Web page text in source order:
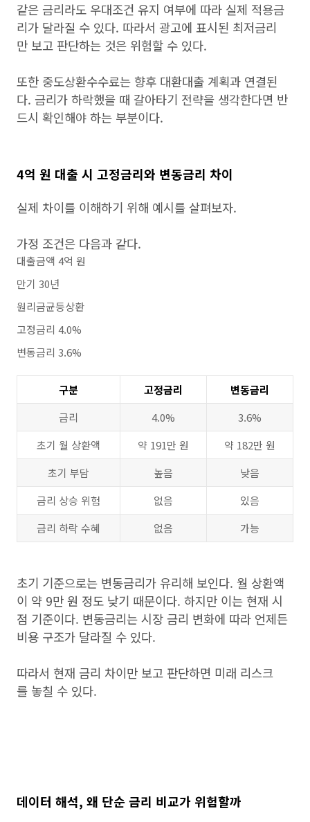
같은 금리라도 우대조건 유지 여부에 따라 실제 적용금
리가 달라질 수 있다. 따라서 광고에 표시된 최저금리
만 보고 판단하는 것은 위험할 수 있다.
또한 중도상환수수료는 향후 대환대출 계획과 연결된
다. 금리가 하락했을 때 갈아타기 전략을 생각한다면 반
드시 확인해야 하는 부분이다.
4억 원 대출 시 고정금리와 변동금리 차이
실제 차이를 이해하기 위해 예시를 살펴보자.
가정 조건은 다음과 같다.
대출금액 4억 원
만기 30년
원리금균등상환
고정금리 4.0%
변동금리 3.6%
구분 고정금리
변동금리
금리
4.0%
3.6%
초기 월 상환액
약 191만 원
약 182만 원
초기 부담
높음
낮음
금리 상승 위험
없음
있음
금리 하락 수혜
없음 가능
초기 기준으로는 변동금리가 유리해 보인다. 월 상환액
이 약 9만 원 정도 낮기 때문이다. 하지만 이는 현재 시
점 기준이다. 변동금리는 시장 금리 변화에 따라 언제든
비용 구조가 달라질 수 있다.
따라서 현재 금리 차이만 보고 판단하면 미래 리스크
를 놓칠 수 있다.
데이터 해석, 왜 단순 금리 비교가 위험할까